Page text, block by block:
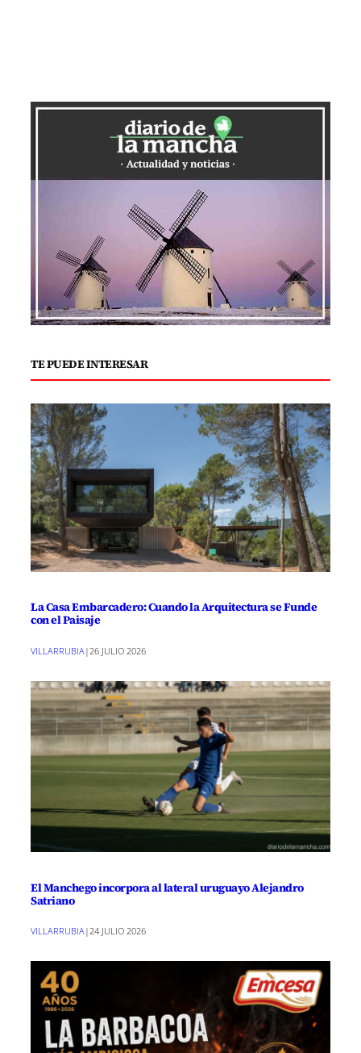
TE PUEDE INTERESAR
La Casa Embarcadero: Cuando la Arquitectura se Funde
con el Paisaje
VILLARRUBIA|26 JULIO 2026
El Manchego incorpora al lateral uruguayo Alejandro
Satriano
VILLARRUBIA|24 JULIO 2026